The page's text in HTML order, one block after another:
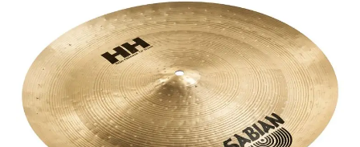
CHINESE
18"
cantidad